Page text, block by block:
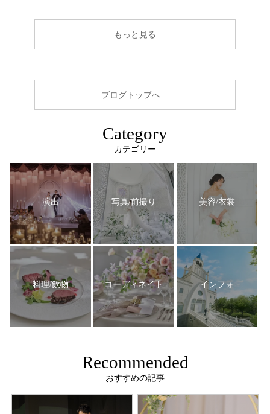
もっと見る
ブログトップへ
Category
カテゴリー
演出 写真/前撮り 美容/衣裳
料理/飲物 コーディネイト インフォ
Recommended
おすすめの記事